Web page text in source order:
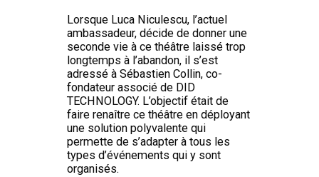
Lorsque Luca Niculescu, l’actuel
ambassadeur, décide de donner une
seconde vie à ce théâtre laissé trop
longtemps à l’abandon, il s’est
adressé à Sébastien Collin, co-
fondateur associé de DID
TECHNOLOGY. L’objectif était de
faire renaître ce théâtre en déployant
une solution polyvalente qui
permette de s’adapter à tous les
types d’événements qui y sont
organisés.